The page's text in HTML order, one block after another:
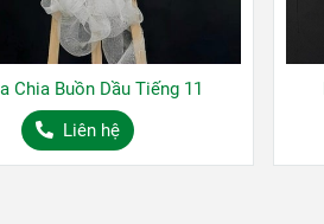
Chia Buồn Dầu Tiếng 11
Liên hệ